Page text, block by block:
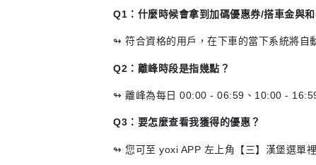
Q1：什麼時候會拿到加碼優惠券/搭車金與
↬ 符合資格的用戶，在下車的當下系統將自
Q2：離峰時段是指幾點？
↬ 離峰為每日 00:00 - 06:59、10:00 -
Q3：要怎麼查看我獲得的優惠？
↬ 您可至 yoxi APP 左上角【三】漢堡選單